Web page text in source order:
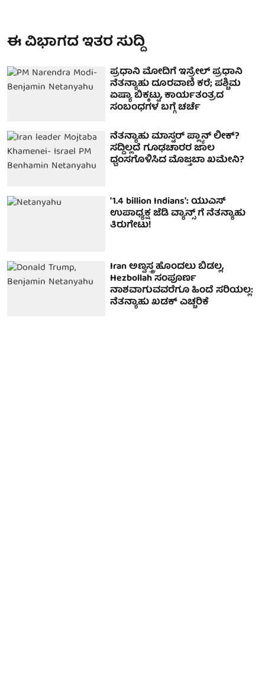
ಈ ವಿಭಾಗದ ಇತರ ಸುದ್ದಿ
ಪ್ರಧಾನಿ ಮೋದಿಗೆ ಇಸ್ರೇಲ್ ಪ್ರಧಾನಿ
ನೆತನ್ಯಾಹು ದೂರವಾಣಿ ಕರೆ; ಪಶ್ಚಿಮ
ಏಷ್ಯಾ ಬಿಕ್ಕಟ್ಟು, ಕಾರ್ಯತಂತ್ರದ
ಸಂಬಂಧಗಳ ಬಗ್ಗೆ ಚರ್ಚೆ
ನೆತನ್ಯಾಹು ಮಾಸ್ಟರ್ ಪ್ಲ್ಯಾನ್ ಲೀಕ್?
ಸದ್ದಿಲ್ಲದೆ ಗೂಢಚಾರರ ಜಾಲ
ಧ್ವಂಸಗೊಳಿಸಿದ ಮೊಜ್ತಬಾ ಖಮೇನಿ?
'1.4 billion Indians': ಯುಎಸ್
ಉಪಾಧ್ಯಕ್ಷ ಜೆಡಿ ವ್ಯಾನ್ಸ್ ಗೆ ನೆತನ್ಯಾಹು
ತಿರುಗೇಟು!
Iran ಅಣ್ವಸ್ತ್ರ ಹೊಂದಲು ಬಿಡಲ್ಲ,
Hezbollah ಸಂಪೂರ್ಣ
ನಾಶವಾಗುವವರೆಗೂ ಹಿಂದೆ ಸರಿಯಲ್ಲ:
ನೆತನ್ಯಾಹು ಖಡಕ್ ಎಚ್ಚರಿಕೆ